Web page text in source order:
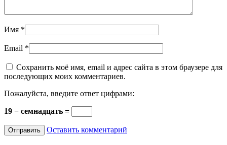
Имя *
Email *
Сохранить моё имя, email и адрес сайта в этом браузере для
последующих моих комментариев.
Пожалуйста, введите ответ цифрами:
19 − семнадцать =
Оставить комментарий